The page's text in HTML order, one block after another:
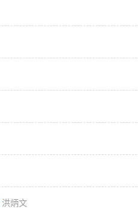
洪炳文